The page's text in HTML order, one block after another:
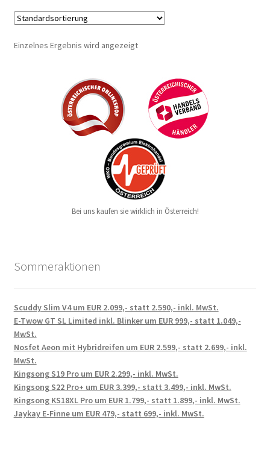
Einzelnes Ergebnis wird angezeigt
Bei uns kaufen sie wirklich in Österreich!
Sommeraktionen
Scuddy Slim V4 um EUR 2.099,- statt 2.590,- inkl. MwSt.
E-Twow GT SL Limited inkl. Blinker um EUR 999,- statt 1.049,-
MwSt.
Nosfet Aeon mit Hybridreifen um EUR 2.599,- statt 2.699,- inkl.
MwSt.
Kingsong S19 Pro um EUR 2.299,- inkl. MwSt.
Kingsong S22 Pro+ um EUR 3.399,- statt 3.499,- inkl. MwSt.
Kingsong KS18XL Pro um EUR 1.799,- statt 1.899,- inkl. MwSt.
Jaykay E-Finne um EUR 479,- statt 699,- inkl. MwSt.